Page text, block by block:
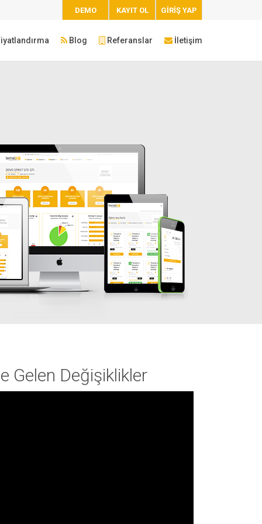
DEMO KAYIT OL GİRİŞ YAP
Blog Referanslar İletişim
Gelen Değişiklikler